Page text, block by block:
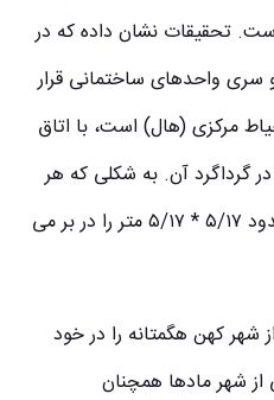
تحقیقات نشان داده که در
دو سری واحدهای ساختمانی قرار
مرکزی (هال) است، با اتاق‌
گرداگرد آن. به شکلی که هر
واحد ساختمانی، فضایی در حدود ۵/۱۷ * ۵/۱۷ متر را در بر می‌
کهن هگمتانه را در خود
شهر مادها همچنان